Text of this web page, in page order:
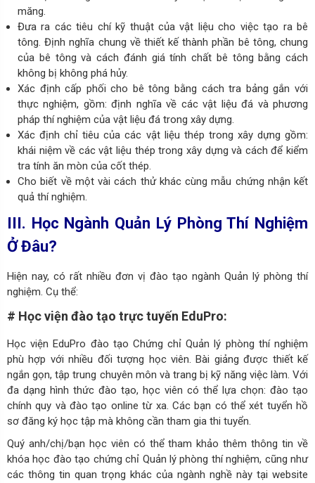
măng.
Đưa ra các tiêu chí kỹ thuật của vật liệu cho việc tạo ra bê
tông. Định nghĩa chung về thiết kế thành phần bê tông, chung
của bê tông và cách đánh giá tính chất bê tông bằng cách
không bị không phá hủy.
Xác định cấp phối cho bê tông bằng cách tra bảng gắn với
thực nghiệm, gồm: định nghĩa về các vật liệu đá và phương
pháp thí nghiệm của vật liệu đá trong xây dựng.
Xác định chỉ tiêu của các vật liệu thép trong xây dựng gồm:
khái niệm về các vật liệu thép trong xây dựng và cách để kiểm
tra tính ăn mòn của cốt thép.
Cho biết về một vài cách thử khác cùng mẫu chứng nhận kết
quả thí nghiệm.
III. Học Ngành Quản Lý Phòng Thí Nghiệm
Ở Đâu?
Hiện nay, có rất nhiều đơn vị đào tạo ngành Quản lý phòng thí
nghiệm. Cụ thể:
# Học viện đào tạo trực tuyến EduPro:
Học viện EduPro đào tạo Chứng chỉ Quản lý phòng thí nghiệm
phù hợp với nhiều đối tượng học viên. Bài giảng được thiết kế
ngắn gọn, tập trung chuyên môn và trang bị kỹ năng việc làm. Với
đa dạng hình thức đào tạo, học viên có thể lựa chọn: đào tạo
chính quy và đào tạo online từ xa. Các bạn có thể xét tuyển hồ
sơ đăng ký học tập mà không cần tham gia thi tuyển.
Quý anh/chị/bạn học viên có thể tham khảo thêm thông tin về
khóa học đào tạo chứng chỉ Quản lý phòng thí nghiệm, cũng như
các thông tin quan trọng khác của ngành nghề này tại website